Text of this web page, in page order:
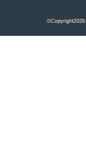
©Copyright2026